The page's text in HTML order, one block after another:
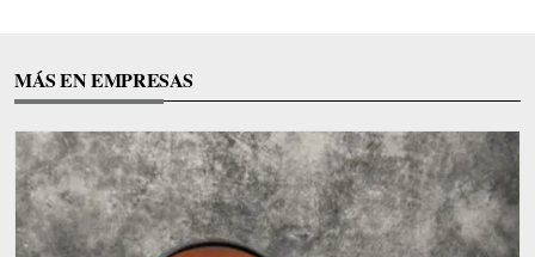
MÁS EN EMPRESAS